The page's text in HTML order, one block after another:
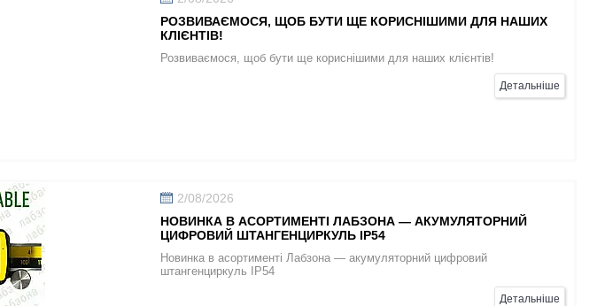
РОЗВИВАЄМОСЯ, ЩОБ БУТИ ЩЕ КОРИСНІШИМИ ДЛЯ НАШИХ
КЛІЄНТІВ!
Розвиваємося, щоб бути ще кориснішими для наших клієнтів!
Детальніше
2/08/2026
НОВИНКА В АСОРТИМЕНТІ ЛАБЗОНА — АКУМУЛЯТОРНИЙ
ЦИФРОВИЙ ШТАНГЕНЦИРКУЛЬ IP54
Новинка в асортименті Лабзона — акумуляторний цифровий
штангенциркуль IP54
Детальніше